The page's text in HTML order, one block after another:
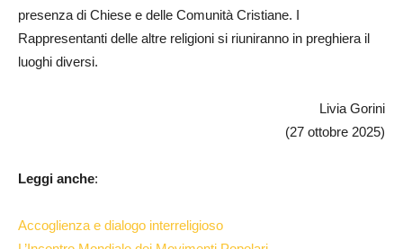
presenza di Chiese e delle Comunità Cristiane. I
Rappresentanti delle altre religioni si riuniranno in preghiera il
luoghi diversi.
Livia Gorini
(27 ottobre 2025)
Leggi anche:
Accoglienza e dialogo interreligioso